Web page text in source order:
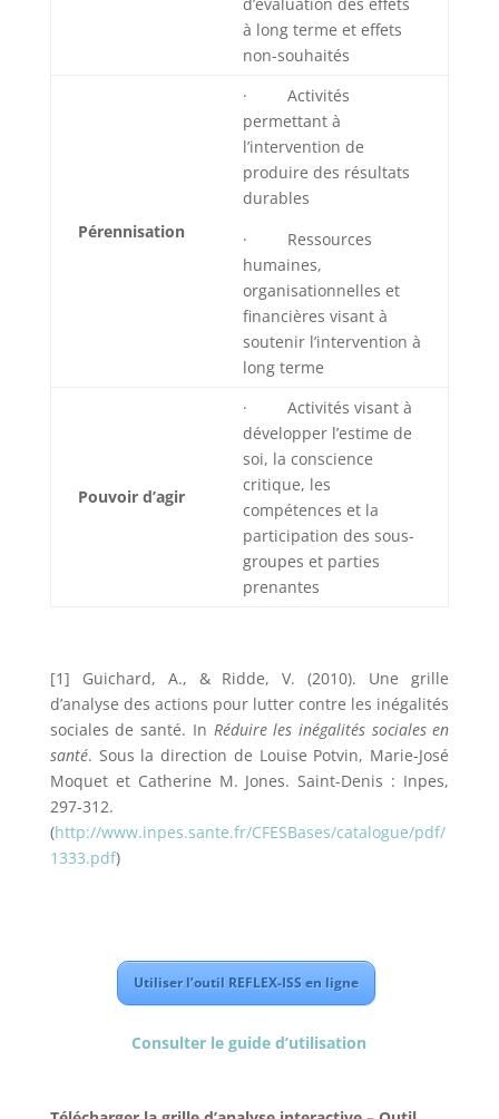
à long terme et effets
non-souhaités
Pérennisation
· Activités
permettant à
l’intervention de
produire des résultats
durables
· Ressources
humaines,
organisationnelles et
financières visant à
soutenir l’intervention à
long terme
Pouvoir d’agir
· Activités visant à
développer l’estime de
soi, la conscience
critique, les
compétences et la
participation des sous-
groupes et parties
prenantes
[1] Guichard, A., & Ridde, V. (2010). Une grille
d’analyse des actions pour lutter contre les inégalités
sociales de santé. In Réduire les inégalités sociales en
santé. Sous la direction de Louise Potvin, Marie-José
Moquet et Catherine M. Jones. Saint-Denis : Inpes,
297-312.
(http://www.inpes.sante.fr/CFESBases/catalogue/pdf/
1333.pdf)
Utiliser l’outil REFLEX-ISS en ligne
Consulter le guide d’utilisation